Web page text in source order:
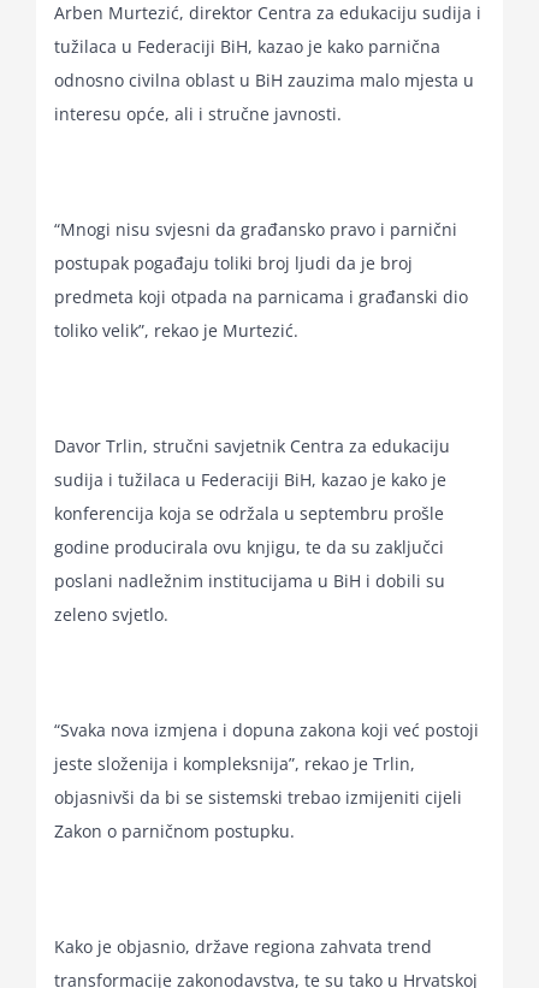
Arben Murtezić, direktor Centra za edukaciju sudija i
tužilaca u Federaciji BiH, kazao je kako parnična
odnosno civilna oblast u BiH zauzima malo mjesta u
interesu opće, ali i stručne javnosti.
“Mnogi nisu svjesni da građansko pravo i parnični
postupak pogađaju toliki broj ljudi da je broj
predmeta koji otpada na parnicama i građanski dio
toliko velik”, rekao je Murtezić.
Davor Trlin, stručni savjetnik Centra za edukaciju
sudija i tužilaca u Federaciji BiH, kazao je kako je
konferencija koja se održala u septembru prošle
godine producirala ovu knjigu, te da su zaključci
poslani nadležnim institucijama u BiH i dobili su
zeleno svjetlo.
“Svaka nova izmjena i dopuna zakona koji već postoji
jeste složenija i kompleksnija”, rekao je Trlin,
objasnivši da bi se sistemski trebao izmijeniti cijeli
Zakon o parničnom postupku.
Kako je objasnio, države regiona zahvata trend
transformacije zakonodavstva, te su tako u Hrvatskoj